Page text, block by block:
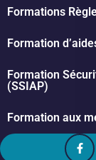
Formations
Formation
Formation
(SSIAP)
Formation aux